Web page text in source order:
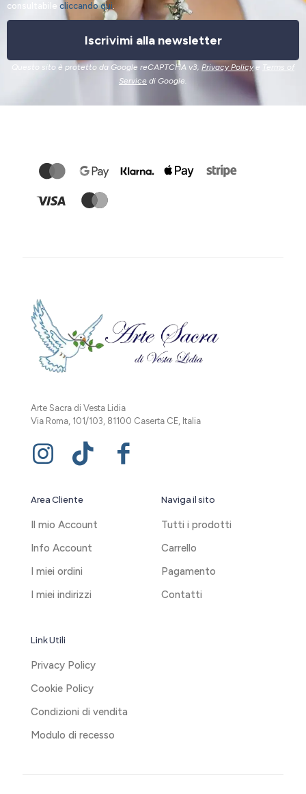
consultabile cliccando qui.
Iscrivimi alla newsletter
Questo sito è protetto da Google reCAPTCHA v3, Privacy Policye Terms of
Service di Google.
Arte Sacra di Vesta Lidia
Via Roma, 101/103, 81100 Caserta CE, Italia
Area Cliente
Il mio Account
Info Account
I miei ordini
I miei indirizzi
Naviga il sito
Tutti i prodotti
Carrello
Pagamento
Contatti
Link Utili
Privacy Policy
Cookie Policy
Condizioni di vendita
Modulo di recesso